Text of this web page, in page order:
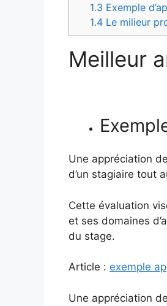
1.3 Exemple
1.4 Le milieur
Meilleur
Une appréciation
d’un stagiaire tout
Cette évaluation
et ses domaines
du stage.
Article : exemple
Une appréciation